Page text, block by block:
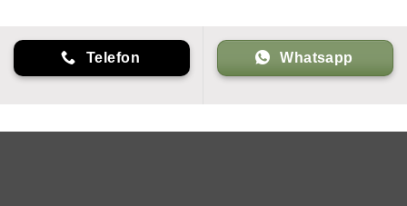
Telefon Whatsapp